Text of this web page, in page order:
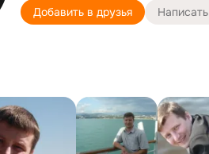
Добавить в друзья Написать